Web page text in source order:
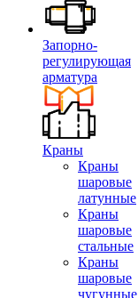
Запорно-
регулирующая
арматура
Краны
Краны
шаровые
латунные
Краны
шаровые
стальные
Краны
шаровые
чугунные